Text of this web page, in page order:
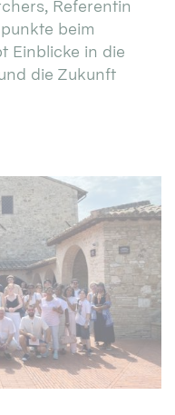
Referentin
beim
Einblicke in die
die Zukunft